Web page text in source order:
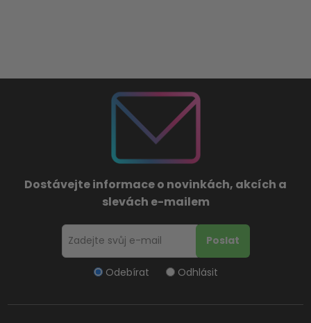
Dostávejte informace o novinkách, akcích a
slevách e-mailem
Odebírat Odhlásit